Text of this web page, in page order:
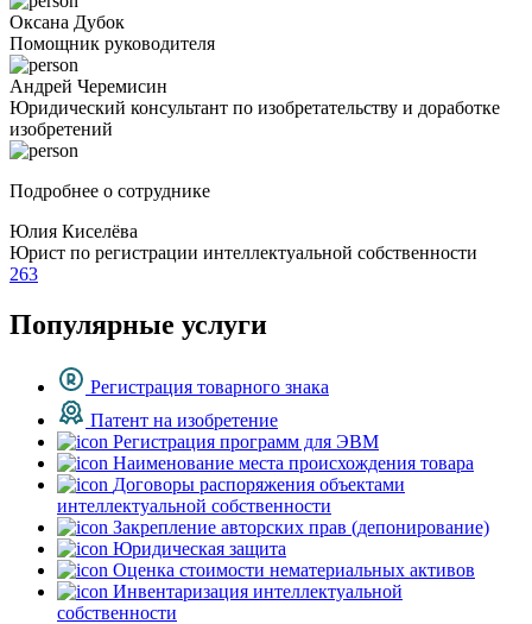
Оксана Дубок
Помощник руководителя
Андрей Черемисин
Юридический консультант по изобретательству и доработке
изобретений
Подробнее о сотруднике
Юлия Киселёва
Юрист по регистрации интеллектуальной собственности
263
Популярные услуги
Регистрация товарного знака
Патент на изобретение
Регистрация программ для ЭВМ
Наименование места происхождения товара
Договоры распоряжения объектами
интеллектуальной собственности
Закрепление авторских прав (депонирование)
Юридическая защита
Оценка стоимости нематериальных активов
Инвентаризация интеллектуальной
собственности